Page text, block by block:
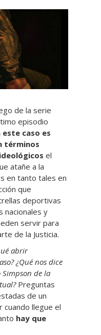
de la serie
episodio
caso es
términos
el
atañe a la
en tanto tales en
que
deportivas
nacionales y
servir para
de la Justicia.
abrir
¿Qué nos dice
de la
Preguntas
de un
llegue el
hay que